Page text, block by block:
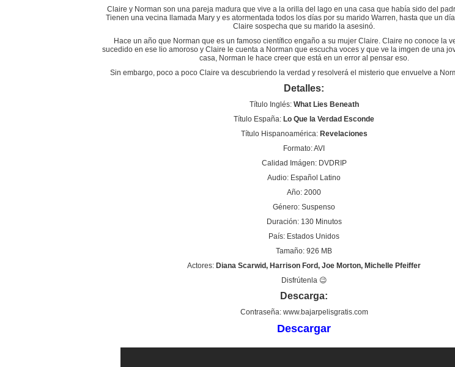
Claire y Norman son una pareja madura que vive a la orilla del lago en una casa que había sido del
Tienen una vecina llamada Mary y es atormentada todos los días por su marido Warren, hasta que un
Claire sospecha que su marido la asesinó.
Hace un año que Norman que es un famoso científico engaño a su mujer Claire. Claire no conoce la
sucedido en ese lio amoroso y Claire le cuenta a Norman que escucha voces y que ve la imgen de una
casa, Norman le hace creer que está en un error al pensar eso.
Sin embargo, poco a poco Claire va descubriendo la verdad y resolverá el misterio que envuelve a
Detalles:
Título Inglés: What Lies Beneath
Título España: Lo Que la Verdad Esconde
Título Hispanoamérica: Revelaciones
Formato: AVI
Calidad Imágen: DVDRIP
Audio: Español Latino
Año: 2000
Género: Suspenso
Duración: 130 Minutos
País: Estados Unidos
Tamaño: 926 MB
Actores: Diana Scarwid, Harrison Ford, Joe Morton, Michelle Pfeiffer
Disfrútenla 😉
Descarga:
Contraseña: www.bajarpelisgratis.com
Descargar